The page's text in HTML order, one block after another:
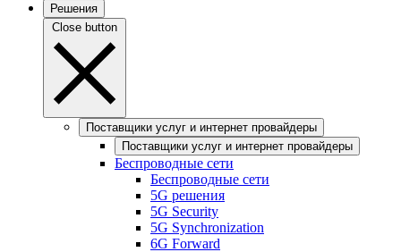
Решения
Close button
Поставщики услуг и интернет провайдеры
Поставщики услуг и интернет провайдеры
Беспроводные сети
Беспроводные сети
5G решения
5G Security
5G Synchronization
6G Forward